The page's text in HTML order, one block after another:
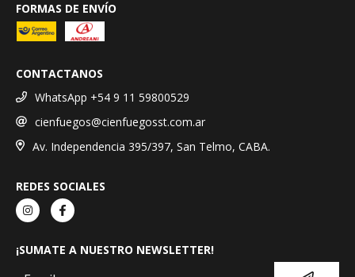
FORMAS DE ENVÍO
CONTACTANOS
WhatsApp +54 9 11 59800529
cienfuegos@cienfuegosst.com.ar
Av. Independencia 395/397, San Telmo, CABA.
REDES SOCIALES
¡SUMATE A NUESTRO NEWSLETTER!